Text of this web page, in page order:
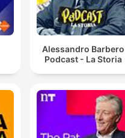
Alessandro Barbero
Podcast - La Storia